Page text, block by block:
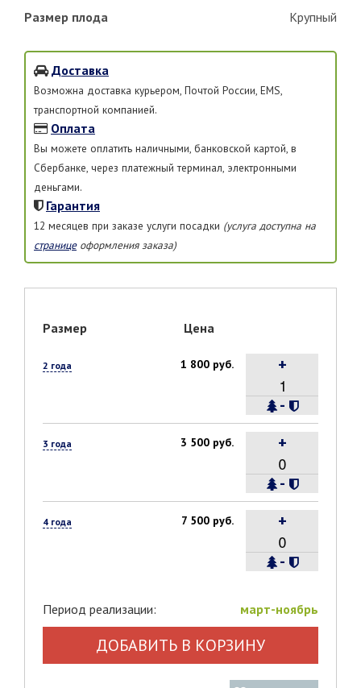
Размер плода
Крупный
Доставка
Возможна доставка курьером, Почтой России, EMS,
транспортной компанией.
Оплата
Вы можете оплатить наличными, банковской картой, в
Сбербанке, через платежный терминал, электронными
деньгами.
Гарантия
12 месяцев при заказе услуги посадки (услуга доступна на
страницеоформления заказа)
Размер Цена
2 года 1 800 руб.
-
+
3 года 3 500 руб.
-
+
4 года 7 500 руб.
-
+
Период реализации: март-ноябрь
ДОБАВИТЬ В КОРЗИНУ